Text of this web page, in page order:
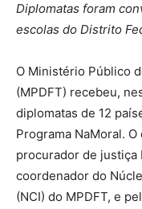
Diplomatas foram
escolas do Distrito
O Ministério Público
(MPDFT) recebeu,
diplomatas de 12
Programa NaMoral.
procurador de justiça
coordenador do
(NCI) do MPDFT, e